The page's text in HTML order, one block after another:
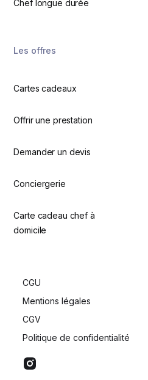
Chef longue durée
Les offres
Cartes cadeaux
Offrir une prestation
Demander un devis
Conciergerie
Carte cadeau chef à
domicile
CGU
Mentions légales
CGV
Politique de confidentialité